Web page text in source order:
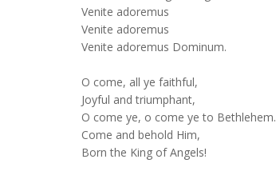
Venite adoremus
Venite adoremus
Venite adoremus Dominum.
O come, all ye faithful,
Joyful and triumphant,
O come ye, o come ye to Bethlehem.
Come and behold Him,
Born the King of Angels!